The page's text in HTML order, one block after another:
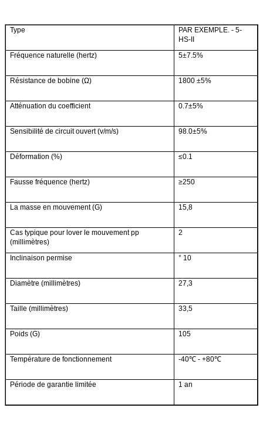
Type
PAR EXEMPLE. - 5-
HS-II
Fréquence naturelle (hertz) 5±7.5%
Résistance de bobine (Ω) 1800 ±5%
Atténuation du coefficient 0.7±5%
Sensibilité de circuit ouvert(v/m/s) 98.0±5%
Déformation (%) ≤0.1
Fausse fréquence (hertz) ≥250
La masse en mouvement(G) 15,8
Cas typique pour lover le mouvement pp
(millimètres)
2
Inclinaison permise ° 10
Diamètre (millimètres) 27,3
Taille (millimètres) 33,5
Poids (G) 105
Température de fonctionnement -40℃ - +80℃
Période de garantie limitée 1 an